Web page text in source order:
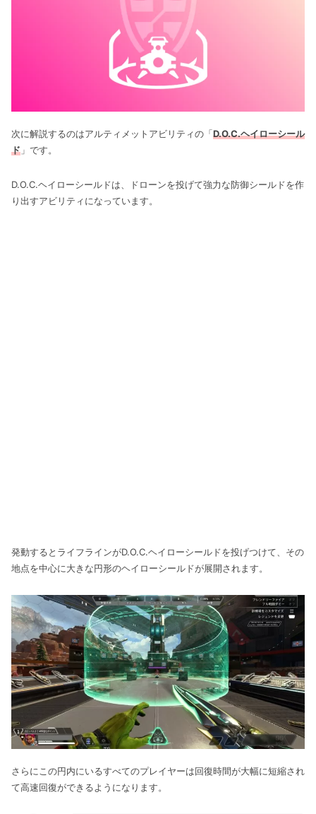
次に解説するのはアルティメットアビリティの「D.O.C.ヘイローシール
ド 」です。
D.O.C.ヘイローシールドは、ドローンを投げて強力な防御シールドを作
り出すアビリティになっています。
発動するとライフラインがD.O.C.ヘイローシールドを投げつけて、その
地点を中心に大きな円形のヘイローシールドが展開されます。
さらにこの円内にいるすべてのプレイヤーは回復時間が大幅に短縮され
て高速回復ができるようになります。